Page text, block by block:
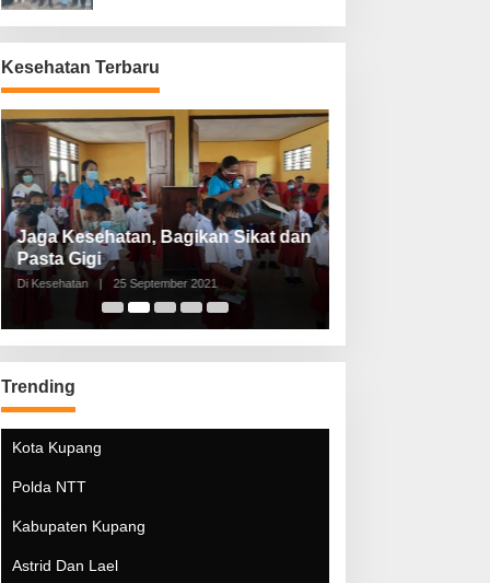
Kesehatan Terbaru
Jaga Kesehatan, Bagikan Sikat dan
Pasta Gigi
Di Kesehatan | 25 September 2021
Trending
Kota Kupang
Polda NTT
Kabupaten Kupang
Astrid Dan Lael